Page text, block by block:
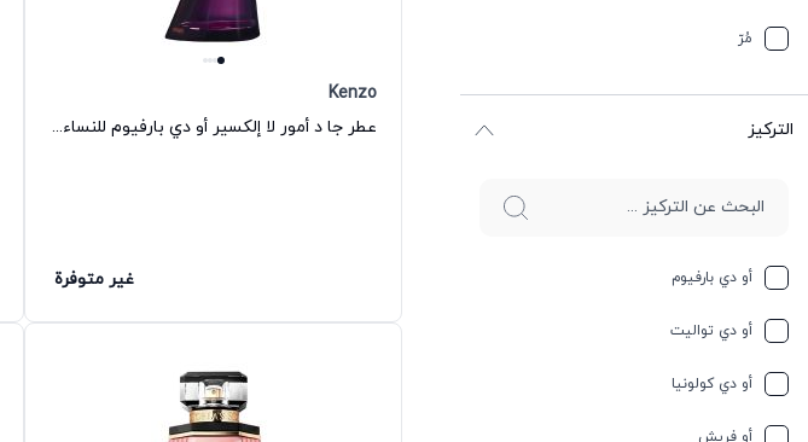
جوز الهند
حامِض
مُرّ
التركيز
أو دي بارفيوم
أو دي تواليت
أو دي كولونيا
أو فريش
Kenzo
عطر جا د أمور لا إلكسير أو دي بارفيوم للنساء كنزو
غير متوفرة